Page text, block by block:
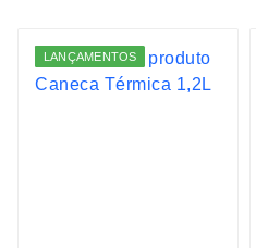
LANÇAMENTOS